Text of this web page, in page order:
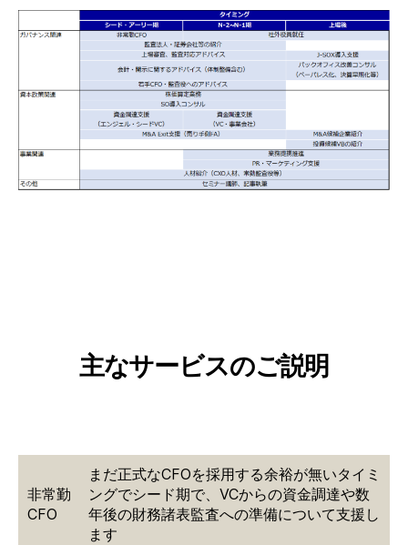
主なサービスのご説明
非常勤
CFO
まだ正式なCFOを採用する余裕が無いタイミ
ングでシード期で、VCからの資金調達や数
年後の財務諸表監査への準備について支援し
ます